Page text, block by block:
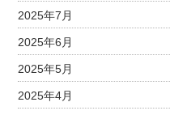
2025年7月
2025年6月
2025年5月
2025年4月